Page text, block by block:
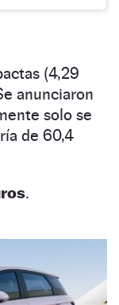
(4,29
anunciaron
solo se
de 60,4
.